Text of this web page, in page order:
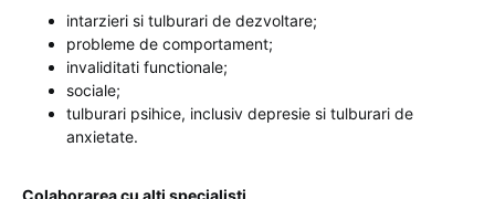
intarzieri si tulburari de dezvoltare;
probleme de comportament;
invaliditati functionale;
sociale;
tulburari psihice, inclusiv depresie si tulburari de
anxietate.
Colaborarea cu alti specialisti